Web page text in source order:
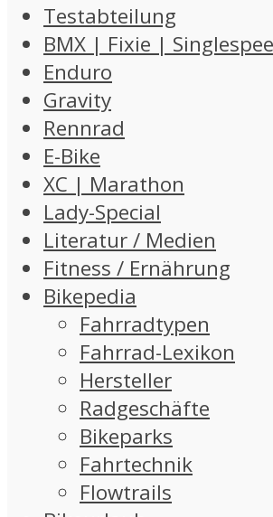
Testabteilung
BMX | Fixie |
Enduro
Gravity
Rennrad
E-Bike
XC | Marathon
Lady-Special
Literatur / Medien
Fitness / Ernährung
Bikepedia
Fahrradtypen
Fahrrad-Lexikon
Hersteller
Radgeschäfte
Bikeparks
Fahrtechnik
Flowtrails